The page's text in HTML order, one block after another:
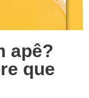
apê?
que